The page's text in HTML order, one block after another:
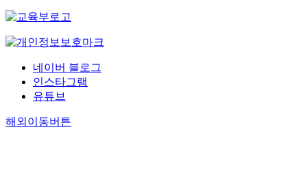
네이버 블로그
인스타그램
유튜브
해외이동버튼